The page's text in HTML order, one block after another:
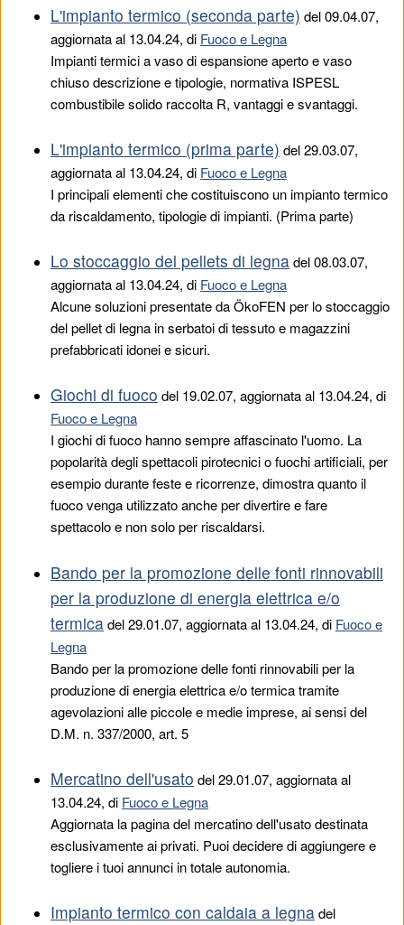
L'impianto termico (seconda parte) del09.04.07,
aggiornata al 13.04.24, di Fuoco e Legna
Impianti termici a vaso di espansione aperto e vaso
chiuso descrizione e tipologie, normativa ISPESL
combustibile solido raccolta R, vantaggi e svantaggi.
L'impianto termico (prima parte) del29.03.07,
aggiornata al 13.04.24, di Fuoco e Legna
I principali elementi che costituiscono un impianto termico
da riscaldamento, tipologie di impianti. (Prima parte)
Lo stoccaggio del pellets di legnadel08.03.07,
aggiornata al 13.04.24, di Fuoco e Legna
Alcune soluzioni presentate da ÖkoFEN per lo stoccaggio
del pellet di legna in serbatoi di tessuto e magazzini
prefabbricati idonei e sicuri.
Giochi di fuoco del 19.02.07, aggiornata al 13.04.24, di
Fuoco e Legna
I giochi di fuoco hanno sempre affascinato l'uomo. La
popolarità degli spettacoli pirotecnici o fuochi artificiali, per
esempio durante feste e ricorrenze, dimostra quanto il
fuoco venga utilizzato anche per divertire e fare
spettacolo e non solo per riscaldarsi.
Bando per la promozione delle fonti rinnovabili
per la produzione di energia elettrica e/o
termicadel29.01.07, aggiornata al 13.04.24, di Fuoco e
Legna
Bando per la promozione delle fonti rinnovabili per la
produzione di energia elettrica e/o termica tramite
agevolazioni alle piccole e medie imprese, ai sensi del
D.M. n. 337/2000, art. 5
Mercatino dell'usato del29.01.07, aggiornata al
13.04.24, di Fuoco e Legna
Aggiornata la pagina del mercatino dell'usato destinata
esclusivamente ai privati. Puoi decidere di aggiungere e
togliere i tuoi annunci in totale autonomia.
Impianto termico con caldaia a legnadel